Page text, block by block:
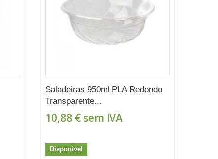
Saladeiras 950ml PLA Redondo
Transparente...
10,88 €sem IVA
Disponível